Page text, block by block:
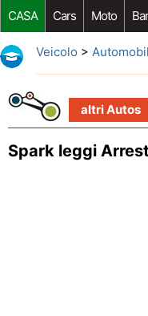
CASA Cars Moto
Riparazione Auto
Veicolo >
altri Autos
Spark leggi